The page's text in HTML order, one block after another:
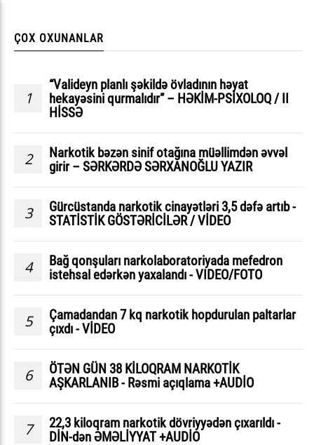
ÇOX OXUNANLAR
1
“Valideyn planlı şəkildə övladının həyat
hekayəsini qurmalıdır” – HƏKİM-PSİXOLOQ / II
HİSSƏ
2
Narkotik bəzən sinif otağına müəllimdən əvvəl
girir – SƏRKƏRDƏ SƏRXANOĞLU YAZIR
3
Gürcüstanda narkotik cinayətləri 3,5 dəfə artıb -
STATİSTİK GÖSTƏRİCİLƏR / VİDEO
4
Bağ qonşuları narkolaboratoriyada mefedron
istehsal edərkən yaxalandı - VIDEO/FOTO
5
Çamadandan 7 kq narkotik hopdurulan paltarlar
çıxdı - VİDEO
6
ÖTƏN GÜN 38 KİLOQRAM NARKOTİK
AŞKARLANIB - Rəsmi açıqlama +AUDİO
7
22,3 kiloqram narkotik dövriyyədən çıxarıldı -
DİN-dən ƏMƏLİYYAT +AUDİO